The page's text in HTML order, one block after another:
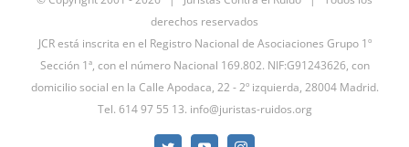
derechos reservados
JCR está inscrita en el Registro Nacional de Asociaciones Grupo 1º
Sección 1ª, con el número Nacional 169.802. NIF:G91243626, con
domicilio social en la Calle Apodaca, 22 - 2º izquierda, 28004 Madrid.
Tel. 614 97 55 13. info@juristas-ruidos.org